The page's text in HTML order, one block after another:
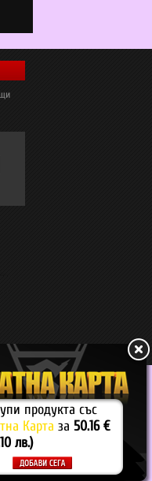
продукта със
Карта за 50.16 €
лв.)